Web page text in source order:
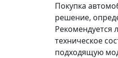
Покупка
решение,
Рекомендуется
техническое
подходящую